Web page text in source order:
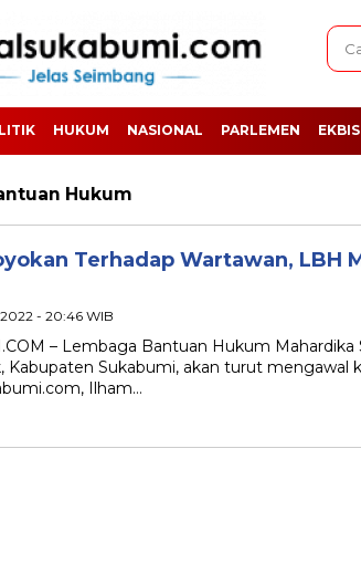
HUKUM NASIONAL PARLEMEN EKBIS
Hukum
Terhadap Wartawan, LBH
- 20:46 WIB
– Lembaga Bantuan Hukum
Kabupaten Sukabumi, akan turut mengawal
Ilham…